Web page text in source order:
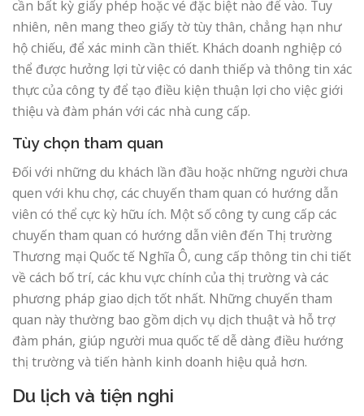
cần bất kỳ giấy phép hoặc vé đặc biệt nào để vào. Tuy
nhiên, nên mang theo giấy tờ tùy thân, chẳng hạn như
hộ chiếu, để xác minh cần thiết. Khách doanh nghiệp có
thể được hưởng lợi từ việc có danh thiếp và thông tin xác
thực của công ty để tạo điều kiện thuận lợi cho việc giới
thiệu và đàm phán với các nhà cung cấp.
Tùy chọn tham quan
Đối với những du khách lần đầu hoặc những người chưa
quen với khu chợ, các chuyến tham quan có hướng dẫn
viên có thể cực kỳ hữu ích. Một số công ty cung cấp các
chuyến tham quan có hướng dẫn viên đến Thị trường
Thương mại Quốc tế Nghĩa Ô, cung cấp thông tin chi tiết
về cách bố trí, các khu vực chính của thị trường và các
phương pháp giao dịch tốt nhất. Những chuyến tham
quan này thường bao gồm dịch vụ dịch thuật và hỗ trợ
đàm phán, giúp người mua quốc tế dễ dàng điều hướng
thị trường và tiến hành kinh doanh hiệu quả hơn.
Du lịch và tiện nghi